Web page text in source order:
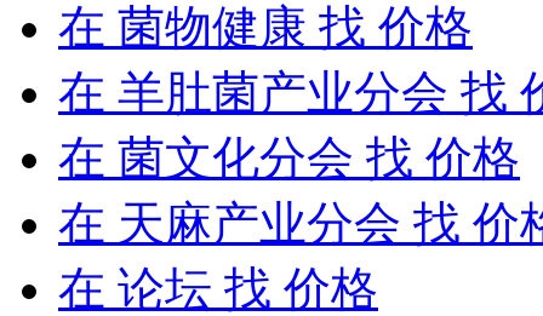
在 菌物健康 找 价格
在 羊肚菌产业分会 找
在 菌文化分会 找 价格
在 天麻产业分会 找 价
在 论坛 找 价格